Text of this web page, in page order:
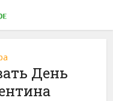
День